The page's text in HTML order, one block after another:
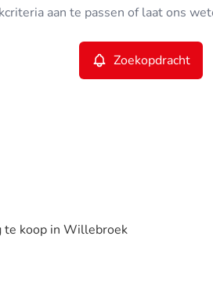
aan te passen of laat ons
Zoekopdracht
te koop in Willebroek